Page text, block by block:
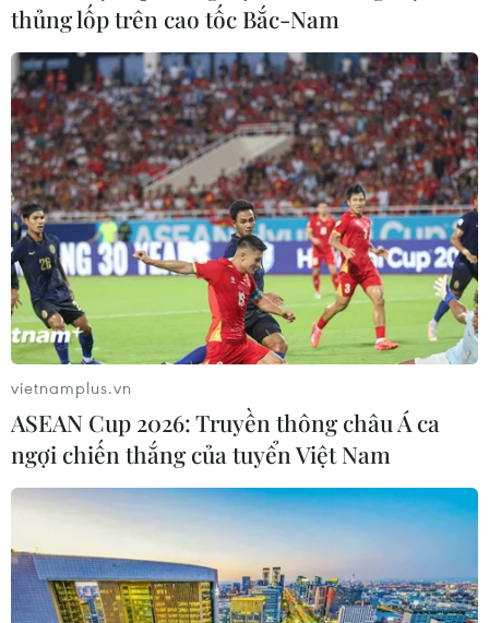
Khai mạc Triển lãm quốc tế ngành nhựa
và cao su lần thứ 21
18/10/2023 08:23
VietnamPlas 2023 thu hút 625 đơn vị đến từ 22 quốc gia
và vùng lãnh thổ tham gia như Trung Quốc, Ấn Độ,
Pháp, Italy, Australia, Brazil, Nga, Hoa Kỳ, Việt Nam…với
quy mô 1.100 gian hàng.
thủng lốp trên cao tốc Bắc-Nam
vietnamplus.vn
ASEAN Cup 2026: Truyền thông châu Á ca
ngợi chiến thắng của tuyển Việt Nam